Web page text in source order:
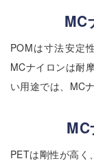
MC
POMは寸法安定
MCナイロンは耐
い用途では、MC
PETは剛性が高